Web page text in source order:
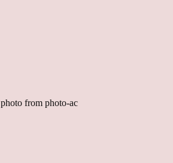
photo from photo-ac